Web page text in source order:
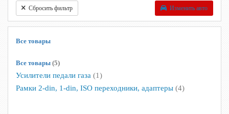
Сбросить фильтр Изменить авто
Все товары
Все товары (5)
Усилители педали газа (1)
Рамки 2-din, 1-din, ISO переходники, адаптеры (4)